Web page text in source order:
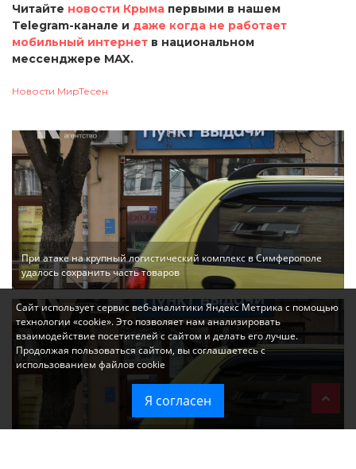
Читайте новости Крыма первыми в нашем
Telegram-канале и даже когда не работает
мобильный интернет в национальном
мессенджере MAX.
Новости МирТесен
При атаке на крупный логистический комплекс в Симферополе
удалось сохранить часть товаров
Сайт использует сервис веб-аналитики Яндекс Метрика с помощью
технологии «cookie». Это позволяет нам анализировать
взаимодействие посетителей с сайтом и делать его лучше.
Продолжая пользоваться сайтом, вы соглашаетесь с
использованием файлов cookie
Я согласен